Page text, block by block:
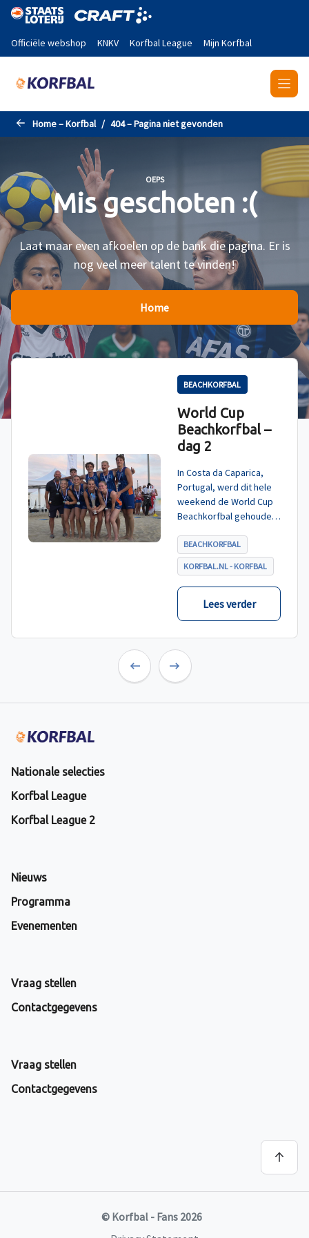
Naar de hoofdinhoud gaan
Officiële webshop KNKV Korfbal League Mijn Korfbal
Home – Korfbal 404 – Pagina niet gevonden
OEPS
Mis geschoten :(
Laat maar even afkoelen op de bank die pagina. Er is
nog veel meer talent te vinden!
Home
BEACHKORFBAL
World Cup
Beachkorfbal –
dag 2
In Costa da Caparica,
Portugal, werd dit hele
weekend de World Cup
Beachkorfbal gehouden.
tegen België, die
eindigde in shoot-outs,
was het Nederland dat
er met het goud vandoor
BEACHKORFBAL
KORFBAL.NL - KORFBAL
Lees verder
Nationale selecties
Korfbal League
Korfbal League 2
Nieuws
Programma
Evenementen
Vraag stellen
Contactgegevens
Vraag stellen
Contactgegevens
© Korfbal - Fans 2026